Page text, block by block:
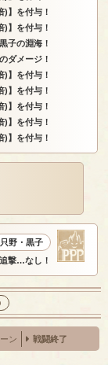
)】を付与！
)】を付与！
子の淵海！
ダメージ！
)】を付与！
)】を付与！
)】を付与！
)】を付与！
)】を付与！
只野・黒子
追撃…なし！
ン 戦闘終了